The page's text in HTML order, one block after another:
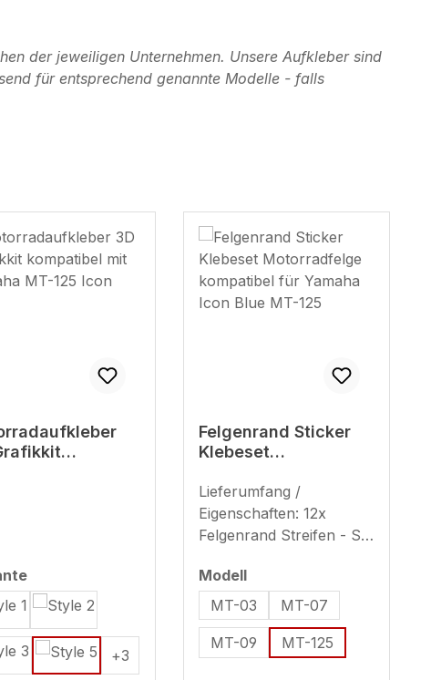
der jeweiligen Unternehmen. Unsere Aufkleber sind
für entsprechend genannte Modelle - falls
auswählen
+3
Felgenrand Sticker
Klebeset
kompatibel für
Yamaha Icon Blue
MT-125
Lieferumfang /
Eigenschaften: 12x
Felgenrand Streifen - Set
Motorradfelgen (plus 8x
Ersatzstreifen) geeignet
für 17 Zoll (Streifenbreite
- ca. 9 mm)
Modellauswählen
MT-03
MT-07
MT-09 MT-125